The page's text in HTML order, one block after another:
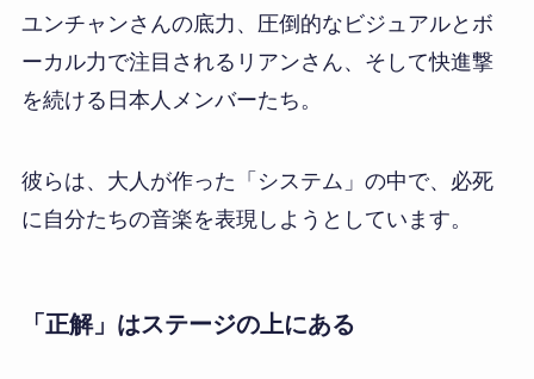
ユンチャンさんの底力、圧倒的なビジュアルとボ
ーカル力で注目されるリアンさん、そして快進撃
を続ける日本人メンバーたち。
彼らは、大人が作った「システム」の中で、必死
に自分たちの音楽を表現しようとしています。
「正解」はステージの上にある